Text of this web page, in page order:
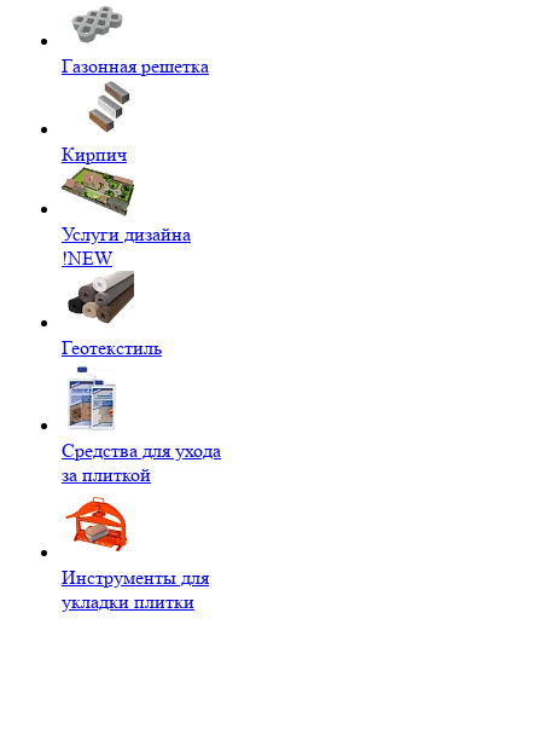
Газонная решетка
Кирпич
Услуги дизайна
!NEW
Геотекстиль
Средства для ухода
за плиткой
Инструменты для
укладки плитки